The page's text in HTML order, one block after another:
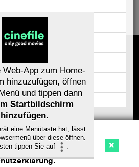
Watchlist (
Speichern
Newsletter
Häufig gestellte Fragen (FAQ)
Gutscheine
Mit dem
stimmen Sie
zu. Mehr Infos
.
Web-App zum Home-
hinzuzufügen, öffnen
und tippen dann
Startbildschirm
hinzufügen.
eine Menütaste hat, lässt
über diese öffnen.
tippen Sie auf
.